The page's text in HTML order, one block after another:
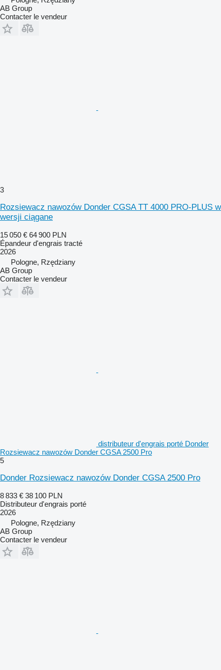
AB Group
Contacter le vendeur
3
Rozsiewacz nawozów Donder CGSA TT 4000 PRO-PLUS w
wersji ciągane
15 050 € 64 900 PLN
Épandeur d'engrais tracté
2026
Pologne, Rzędziany
AB Group
Contacter le vendeur
distributeur d'engrais porté Donder
Rozsiewacz nawozów Donder CGSA 2500 Pro
5
Donder Rozsiewacz nawozów Donder CGSA 2500 Pro
8 833 € 38 100 PLN
Distributeur d'engrais porté
2026
Pologne, Rzędziany
AB Group
Contacter le vendeur